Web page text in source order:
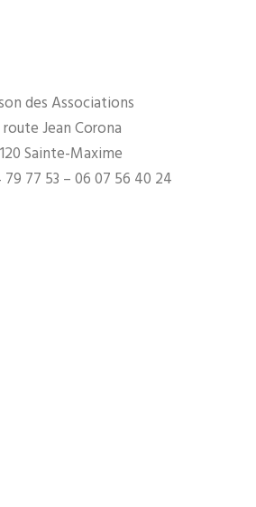
des Associations
Jean Corona
Sainte-Maxime
77 53 – 06 07 56 40 24